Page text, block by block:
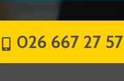
026 667 27 57